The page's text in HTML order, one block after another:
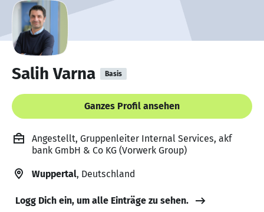
Salih Varna Basis
Ganzes Profil ansehen
Angestellt, Gruppenleiter Internal Services, akf
bank GmbH & Co KG (Vorwerk Group)
Wuppertal, Deutschland
Logg Dich ein, um alle Einträge zu sehen.